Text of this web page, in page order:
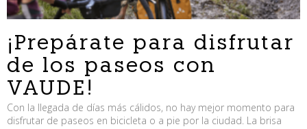
¡Prepárate para disfrutar
de los paseos con
VAUDE!
Con la llegada de días más cálidos, no hay mejor momento para
disfrutar de paseos en bicicleta o a pie por la ciudad. La brisa